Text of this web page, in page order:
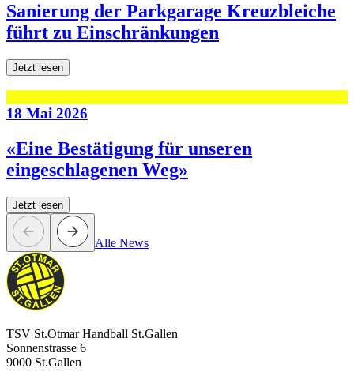
Sanierung der Parkgarage Kreuzbleiche
führt zu Einschränkungen
Jetzt lesen
18 Mai 2026
«Eine Bestätigung für unseren
eingeschlagenen Weg»
Jetzt lesen
Alle News
TSV St.Otmar Handball St.Gallen
Sonnenstrasse 6
9000 St.Gallen